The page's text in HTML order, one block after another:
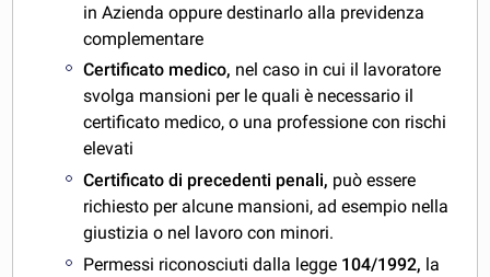
in Azienda oppure destinarlo alla previdenza
complementare
Certificato medico, nel caso in cui il lavoratore
svolga mansioni per le quali è necessario il
certificato medico, o una professione con rischi
elevati
Certificato di precedenti penali, può essere
richiesto per alcune mansioni, ad esempio nella
giustizia o nel lavoro con minori.
Permessi riconosciuti dalla legge 104/1992, la